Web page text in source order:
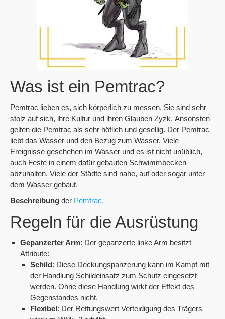
Was ist ein Pemtrac?
Pemtrac lieben es, sich körperlich zu messen. Sie sind sehr
stolz auf sich, ihre Kultur und ihren Glauben Zyzk. Ansonsten
gelten die Pemtrac als sehr höflich und gesellig. Der Pemtrac
liebt das Wasser und den Bezug zum Wasser. Viele
Ereignisse geschehen im Wasser und es ist nicht unüblich,
auch Feste in einem dafür gebauten Schwimmbecken
abzuhalten. Viele der Städte sind nahe, auf oder sogar unter
dem Wasser gebaut.
Beschreibung der Pemtrac.
Regeln für die Ausrüstung
Gepanzerter Arm: Der gepanzerte linke Arm besitzt
Attribute:
Schild: Diese Deckungspanzerung kann im Kampf mit
der Handlung Schildeinsatz zum Schutz eingesetzt
werden. Ohne diese Handlung wirkt der Effekt des
Gegenstandes nicht.
Flexibel: Der Rettungswert Verteidigung des Trägers